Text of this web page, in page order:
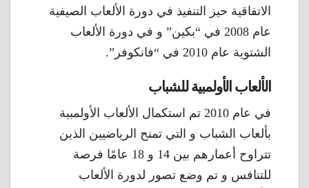
الاتفاقية حيز التنفيذ في دورة الألعاب الصيفية
عام 2008 في “بكين” و في دورة الألعاب
الشتوية عام 2010 في “فانكوفر”.
الألعاب الأولمبية للشباب
في عام 2010 تم استكمال الألعاب الأولمبية
بألعاب الشباب و التي تمنح الرياضيين الذين
تتراوح أعمارهم بين 14 و 18 عامًا فرصة
للتنافس و تم وضع تصور لدورة الألعاب